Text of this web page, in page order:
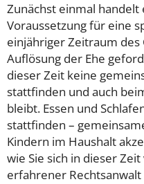
Zunächst einmal
Voraussetzung für eine
einjähriger Zeitraum
Auflösung der Ehe
dieser Zeit keine
stattfinden und auch
bleibt. Essen und
stattfinden –
Kindern im Haushalt
wie Sie sich in dieser
erfahrener